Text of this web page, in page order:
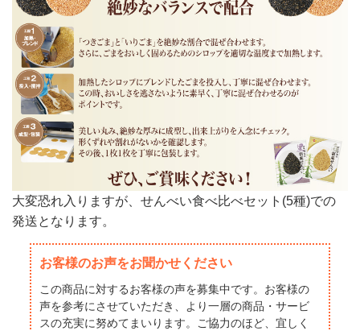
大変恐れ入りますが、せんべい食べ比べセット(5種)での
発送となります。
お客様のお声をお聞かせください
この商品に対するお客様の声を募集中です。お客様の
声を参考にさせていただき、より一層の商品・サービ
スの充実に努めてまいります。ご協力のほど、宜しく